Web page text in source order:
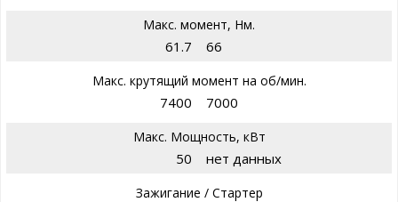
Макс. момент, Нм.
61.7 66
Макс. крутящий момент на об/мин.
7400 7000
Макс. Мощность, кВт
50 нет данных
Зажигание / Стартер